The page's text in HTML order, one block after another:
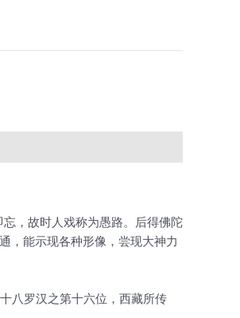
，故时人戏称为愚路。后得佛陀
，能示现各种形像，尝现大神力
八罗汉之第十六位，西藏所传